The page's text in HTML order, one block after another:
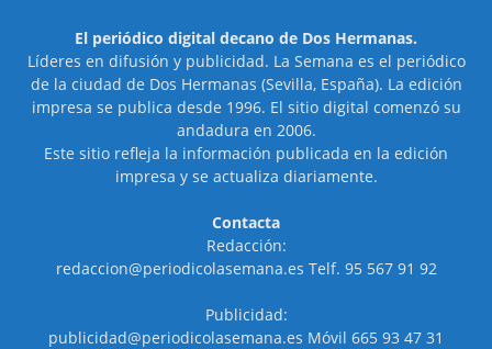
El periódico digital decano de Dos Hermanas.
Líderes en difusión y publicidad. La Semana es el periódico
de la ciudad de Dos Hermanas (Sevilla, España). La edición
impresa se publica desde 1996. El sitio digital comenzó su
andadura en 2006.
Este sitio refleja la información publicada en la edición
impresa y se actualiza diariamente.
Contacta
Redacción:
redaccion@periodicolasemana.es Telf. 95 567 91 92
Publicidad:
publicidad@periodicolasemana.es Móvil 665 93 47 31